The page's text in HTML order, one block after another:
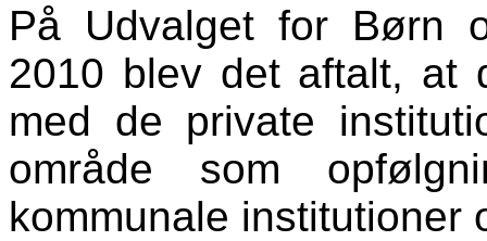
På Udvalget for Børn
2010 blev det aftalt, at
med de private
område som
kommunale institutioner